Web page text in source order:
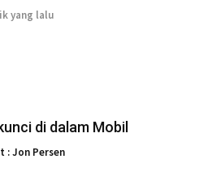
yang lalu
di dalam Mobil
: Jon Persen